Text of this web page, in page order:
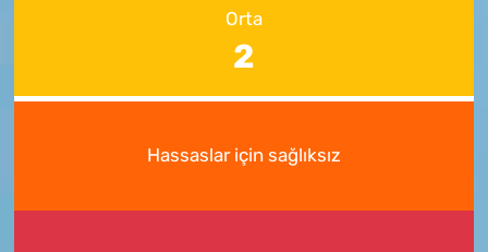
Orta
2
Hassaslar için sağlıksız